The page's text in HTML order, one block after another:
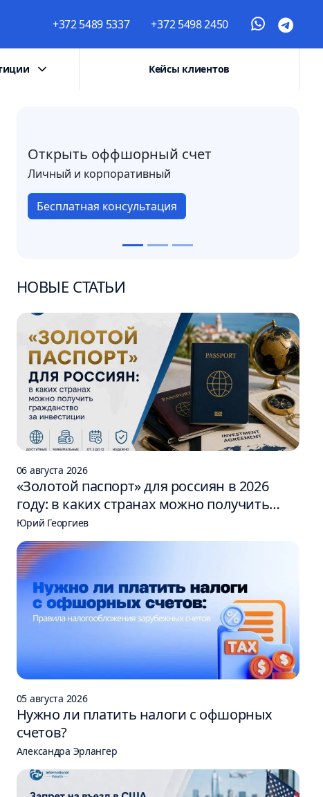
+372 5489 5337 +372 5498 2450
Кейсы клиентов
Открыть оффшорный счет
Личный и корпоративный
Бесплатная консультация
НОВЫЕ СТАТЬИ
06 августа 2026
«Золотой паспорт» для россиян в 2026
году: в каких странах можно получить
гражданство за инвестиции
Юрий Георгиев
05 августа 2026
Нужно ли платить налоги с офшорных
счетов?
Александра Эрлангер